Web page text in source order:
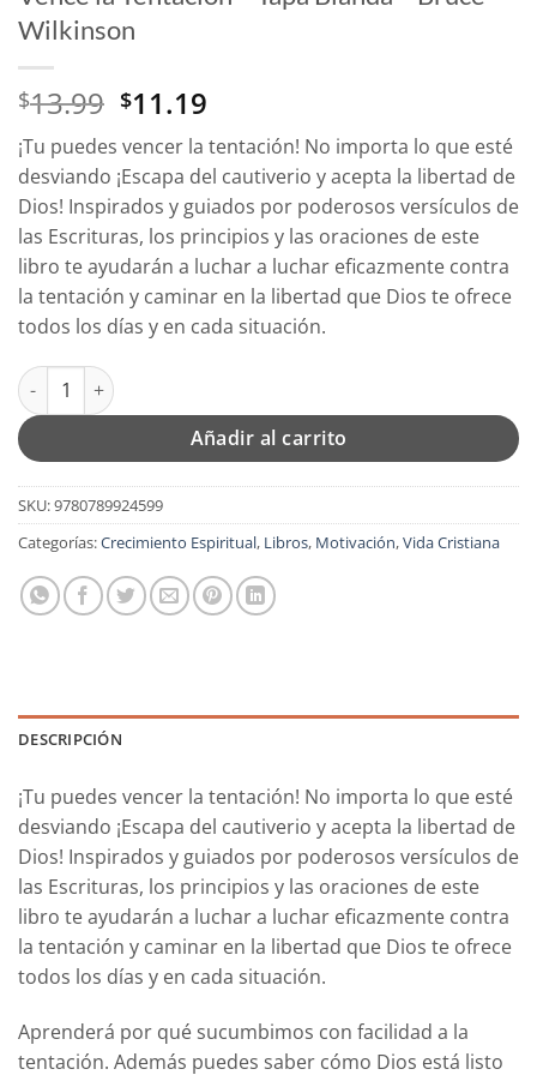
Wilkinson
$13.99 El
precio
original
era:
$13.99.
$11.19
precio
actual
es:
$11.19.
¡Tu puedes vencer la tentación! No importa lo que esté
desviando ¡Escapa del cautiverio y acepta la libertad de
Dios! Inspirados y guiados por poderosos versículos de
las Escrituras, los principios y las oraciones de este
libro te ayudarán a luchar a luchar eficazmente contra
la tentación y caminar en la libertad que Dios te ofrece
todos los días y en cada situación.
Vence la Tentación - Tapa Blanda – Bruce Wilkinson cantidad
Añadir al carrito
SKU:9780789924599
Categorías:Crecimiento Espiritual, Libros, Motivación,Vida Cristiana
DESCRIPCIÓN
¡Tu puedes vencer la tentación! No importa lo que esté
desviando ¡Escapa del cautiverio y acepta la libertad de
Dios! Inspirados y guiados por poderosos versículos de
las Escrituras, los principios y las oraciones de este
libro te ayudarán a luchar a luchar eficazmente contra
la tentación y caminar en la libertad que Dios te ofrece
todos los días y en cada situación.
Aprenderá por qué sucumbimos con facilidad a la
tentación. Además puedes saber cómo Dios está listo